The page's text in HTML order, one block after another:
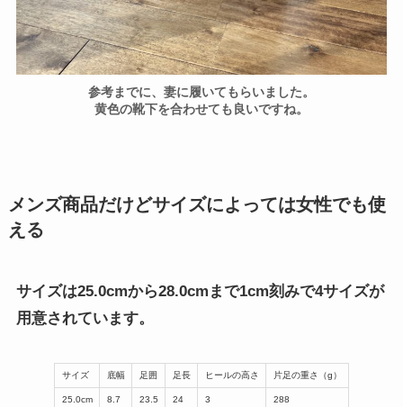
参考までに、妻に履いてもらいました。
黄色の靴下を合わせても良いですね。
メンズ商品だけどサイズによっては女性でも使
える
サイズは25.0cmから28.0cmまで1cm刻みで4サイズが
用意されています。
サイズ 底幅 足囲 足長 ヒールの高さ 片足の重さ（g）
25.0cm 8.7 23.5 24 3 288